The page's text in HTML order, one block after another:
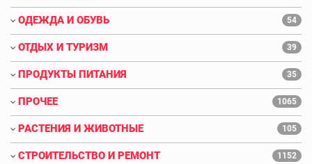
ОДЕЖДА И ОБУВЬ 54
ОТДЫХ И ТУРИЗМ 39
ПРОДУКТЫ ПИТАНИЯ 35
ПРОЧЕЕ 1065
РАСТЕНИЯ И ЖИВОТНЫЕ 105
СТРОИТЕЛЬСТВО И РЕМОНТ 1152